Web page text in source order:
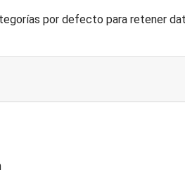
por defecto para retener